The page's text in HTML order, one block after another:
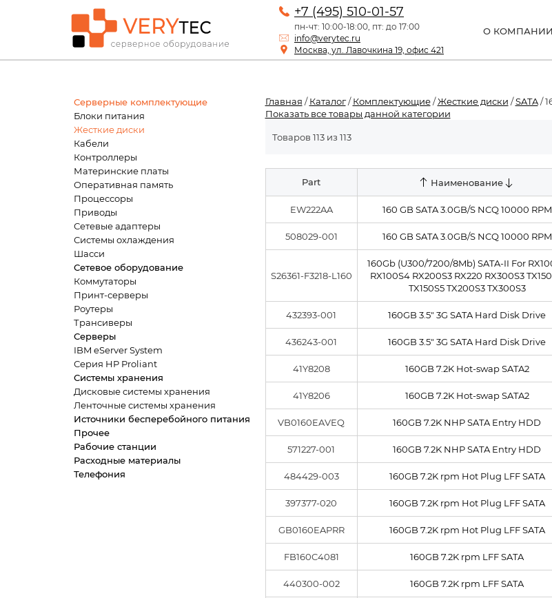
+7 (495) 510-01-57
пн-чт: 10:00-18:00, пт: до 17:00
info@verytec.ru
Москва, ул. Лавочкина 19, офис 421
О КОМПАНИИ
Серверные комплектующие
Блоки питания
Жесткие диски
Кабели
Контроллеры
Материнские платы
Оперативная память
Процессоры
Приводы
Сетевые адаптеры
Системы охлаждения
Шасси
Сетевое оборудование
Коммутаторы
Принт-серверы
Роутеры
Трансиверы
Серверы
IBM eServer System
Серия HP Proliant
Системы хранения
Дисковые системы хранения
Ленточные системы хранения
Источники бесперебойного питания
Прочее
Рабочие станции
Расходные материалы
Телефония
Главная /Каталог/Комплектующие/Жесткие диски /SATA/
Показать все товары данной категории
Товаров 113 из 113
Part Наименование
EW222AA 160 GB SATA 3.0GB/S NCQ 10000 RPM
508029-001 160 GB SATA 3.0GB/S NCQ 10000 RPM
S26361-F3218-L160
160Gb (U300/7200/8Mb) SATA-II For
RX100S4 RX200S3 RX220 RX300S3
TX150S5 TX200S3 TX300S3
432393-001 160GB 3.5" 3G SATA Hard Disk Drive
436243-001 160GB 3.5" 3G SATA Hard Disk Drive
41Y8208 160GB 7.2K Hot-swap SATA2
41Y8206 160GB 7.2K Hot-swap SATA2
VB0160EAVEQ 160GB 7.2K NHP SATA Entry HDD
571227-001 160GB 7.2K NHP SATA Entry HDD
484429-003 160GB 7.2K rpm Hot Plug LFF SATA
397377-020 160GB 7.2K rpm Hot Plug LFF SATA
GB0160EAPRR 160GB 7.2K rpm Hot Plug LFF SATA
FB160C4081 160GB 7.2K rpm LFF SATA
440300-002 160GB 7.2K rpm LFF SATA